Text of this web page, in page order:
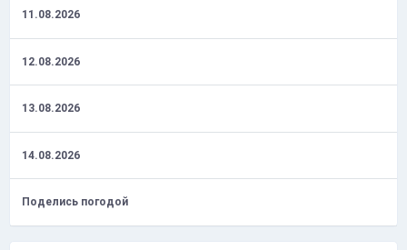
11.08.2026
12.08.2026
13.08.2026
14.08.2026
Поделись погодой